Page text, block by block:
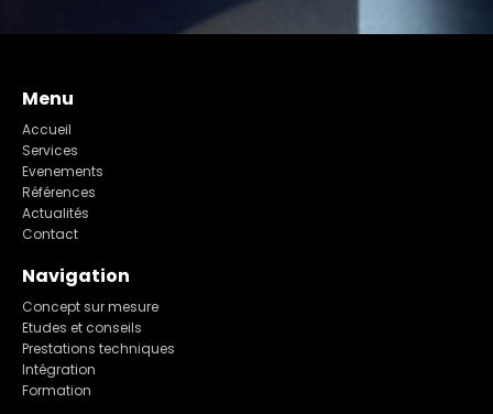
Menu
Accueil
Services
Evenements
Références
Actualités
Contact
Navigation
Concept sur mesure
Etudes et conseils
Prestations techniques
Intégration
Formation